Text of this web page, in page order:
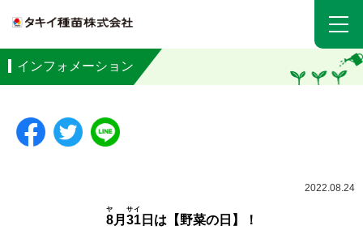
インフォメーション
2022.08.24
8
ヤ
月 31
サイ
日は【野菜の日】！